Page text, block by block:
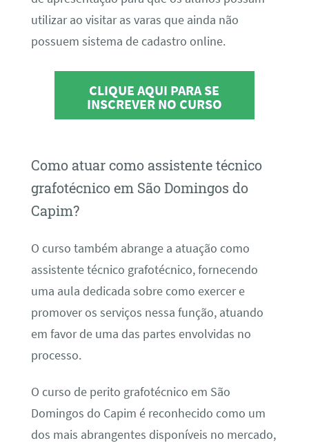
utilizar ao visitar as varas que ainda não
possuem sistema de cadastro online.
CLIQUE AQUI PARA SE
INSCREVER NO CURSO
Como atuar como assistente técnico
grafotécnico em São Domingos do
Capim?
O curso também abrange a atuação como
assistente técnico grafotécnico, fornecendo
uma aula dedicada sobre como exercer e
promover os serviços nessa função, atuando
em favor de uma das partes envolvidas no
processo.
O curso de perito grafotécnico em São
Domingos do Capim é reconhecido como um
dos mais abrangentes disponíveis no mercado,